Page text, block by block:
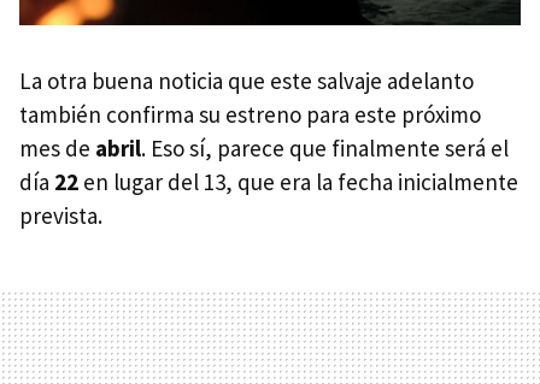
La otra buena noticia que este salvaje adelanto
también confirma su estreno para este próximo
mes de abril. Eso sí, parece que finalmente será el
día 22 en lugar del 13, que era la fecha inicialmente
prevista.